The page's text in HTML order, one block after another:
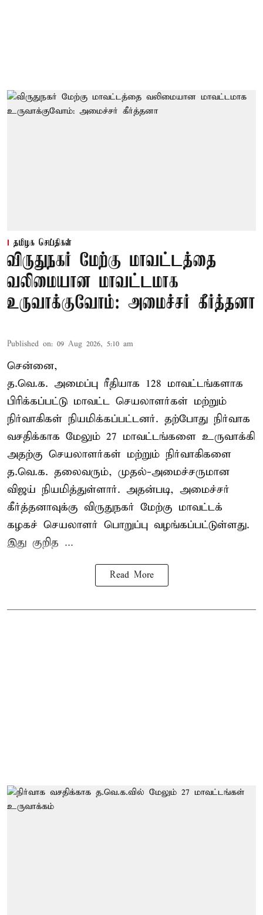
தமிழக செய்திகள்
விருதுநகர் மேற்கு மாவட்டத்தை
வலிமையான மாவட்டமாக
உருவாக்குவோம்: அமைச்சர் கீர்த்தனா
Published on: 09 Aug 2026, 5:10 am
சென்னை,
த.வெ.க. அமைப்பு ரீதியாக 128 மாவட்டங்களாக
பிரிக்கப்பட்டு மாவட்ட செயலாளர்கள் மற்றும்
நிர்வாகிகள் நியமிக்கப்பட்டனர். தற்போது நிர்வாக
வசதிக்காக மேலும் 27 மாவட்டங்களை உருவாக்கி
அதற்கு செயலாளர்கள் மற்றும் நிர்வாகிகளை
த.வெ.க. தலைவரும், முதல்-அமைச்சருமான
விஜய் நியமித்துள்ளார். அதன்படி, அமைச்சர்
கீர்த்தனாவுக்கு விருதுநகர் மேற்கு மாவட்டக்
கழகச் செயலாளர் பொறுப்பு வழங்கப்பட்டுள்ளது.
இது குறித ...
Read More